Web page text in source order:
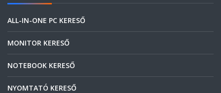
ALL-IN-ONE PC KERESŐ
MONITOR KERESŐ
NOTEBOOK KERESŐ
NYOMTATÓ KERESŐ